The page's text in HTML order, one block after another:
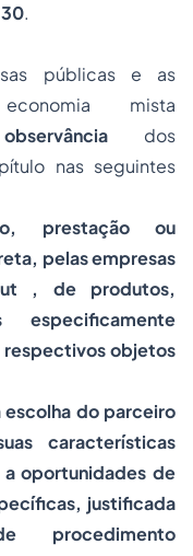
.
públicas e as
mista
dos
nas seguintes
prestação ou
pelas empresas
, de produtos,
respectivos objetos
escolha do parceiro
características
oportunidades de
justificada
procedimento